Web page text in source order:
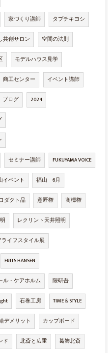
家づくり講師 タブチキヨシ
共創サロン 空間の法則
モデルハウス見学
商工センター イベント講師
ブログ 2024
セミナー講師 FUKUYAMA VOICE
イベント 福山 6月
ダクト品 意匠権 商標権
レクリント天井照明
イフスタイル展
FRITS HANSEN
ル・ケアホルム 隈研吾
石巻工房 TIME＆STYLE
デメリット カップボード
ド 北斎と広重 葛飾北斎